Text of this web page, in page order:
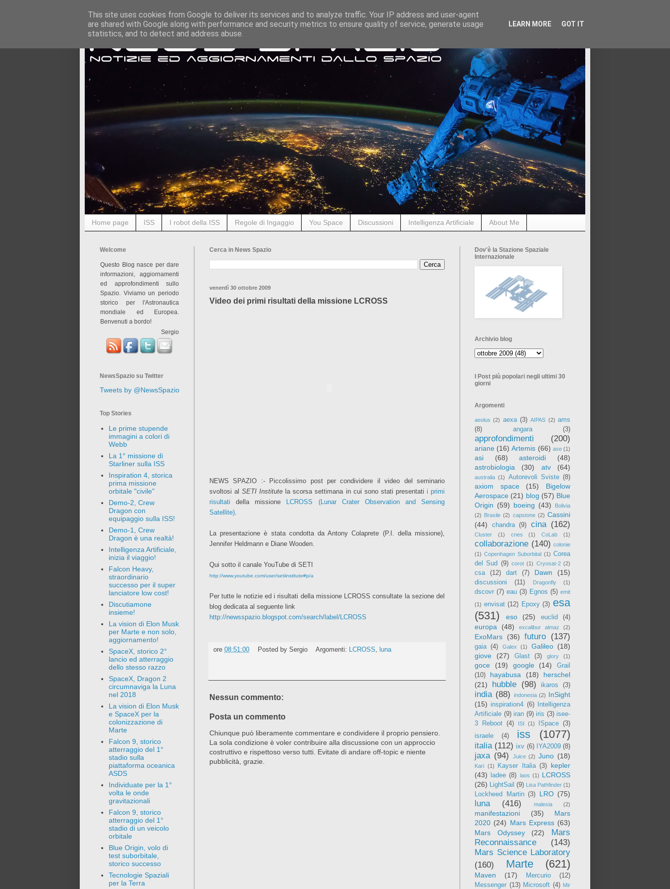
Home page ISS I robot della ISS Regole di Ingaggio You Space Discussioni Intelligenza Artificiale About Me
Cerca in News Spazio
venerdì 30 ottobre 2009
Video dei primi risultati della missione LCROSS
NEWS SPAZIO :- Piccolissimo post per condividere il video del seminario
svoltosi alSETI Institute la scorsa settimana in cui sono stati presentati i primi
risultati
della missione LCROSS (Lunar Crater Observation and Sensing
Satellite)
La presentazione è stata condotta da Antony Colaprete (P.I. della missione),
Jennifer Heldmann e Diane Wooden.
Qui sotto il canale YouTube di SETI
http://www.youtube.com/user/setiinstitute#p/a
Per tutte le notizie ed i risultati della missione LCROSS consultate la sezione del
blog dedicata al seguente link
http://newsspazio.blogspot.com/search/label/LCROSS
ore 08:51:00 Posted by Sergio Argomenti: LCROSS luna
Nessun commento:
Posta un commento
Chiunque può liberamente commentare e condividere il proprio pensiero.
La sola condizione è voler contribuire alla discussione con un approccio
costruttivo e rispettoso verso tutti. Evitate di andare off-topic e niente
pubblicità, grazie.
Welcome
Questo Blog nasce per dare
informazioni, aggiornamenti
ed approfondimenti sullo
Spazio. Viviamo un periodo
storico per l'Astronautica
mondiale ed Europea.
Benvenuti a bordo!
Sergio
NewsSpazio su Twitter
Tweets by @NewsSpazio
Top Stories
Le prime stupende
immagini a colori di
Webb
La 1° missione di
Starliner sulla ISS
Inspiration 4, storica
prima missione
orbitale "civile"
Demo-2, Crew
Dragon con
equipaggio sulla ISS!
Demo-1, Crew
Dragon è una realtà!
Intelligenza Artificiale,
inizia il viaggio!
Falcon Heavy,
straordinario
successo per il super
lanciatore low cost!
Discutiamone
insieme!
La vision di Elon Musk
per Marte e non solo,
aggiornamento!
SpaceX, storico 2°
lancio ed atterraggio
dello stesso razzo
SpaceX, Dragon 2
circumnaviga la Luna
nel 2018
La vision di Elon Musk
e SpaceX per la
colonizzazione di
Marte
Falcon 9, storico
atterraggio del 1°
stadio sulla
piattaforma oceanica
ASDS
Individuate per la 1°
volta le onde
gravitazionali
Falcon 9, storico
atterraggio del 1°
stadio di un veicolo
orbitale
Blue Origin, volo di
test suborbitale,
storico successo
Tecnologie Spaziali
per la Terra
Dov'è la Stazione Spaziale
Internazionale
Archivio blog
I Post più popolari negli ultimi 30
giorni
Argomenti
aeolus (2) aexa (3) AIPAS (2) ams
(8)
angara (3)
approfondimenti (200)
ariane (16) Artemis (66) ase (1)
asi (68) asteroidi
(48)
astrobiologia
(30) atv (64)
australia (1) Autorevoli Sviste (8)
axiom space (15)
Bigelow
Aerospace (21) blog (57) Blue
Origin (59) boeing (43)
Bolivia
(2) Brasile (2) capstone (2) Cassini
(44)
chandra (9) cina (162)
Cluster (1) cnes (1) CoLab (1)
collaborazione (140) colonie
(1) Copenhagen Suborbital (1) Corea
del Sud (9) corot (1) Cryosat-2 (2)
csa (12) dart (7) Dawn (15)
discussioni (11) Dragonfly (1)
dscovr (7) eau (3) Egnos (5) emit
(1) envisat (12) Epoxy (3) esa
(531)
eso (25) euclid (4)
europa (48) excalibur almaz (2)
ExoMars (36) futuro (137)
gaia (4) Galex (1) Galileo (18)
giove
(27) Glast (3) glory (1)
goce (19) google (14)
Grail
(10)
hayabusa (18)
herschel
(21)
hubble (98) ikaros (3)
india (88) indonesia (2) InSight
(15) inspiration4 (6)
Intelligenza
Artificiale (9) iran (9) iris (3) isee-
3 Reboot (4) ISI (1) ISpace (3)
israele
(4) iss (1077)
italia (112) ixv (6) IYA2009 (8)
jaxa (94) Juice (2) Juno (18)
Kari (1) Kayser Italia (3)
kepler
(43)
ladee (8) laos (1) LCROSS
(26)
LightSail (9) Lisa Pathfinder (1)
Lockheed Martin (3) LRO (75)
luna (416) malesia (2)
manifestazioni (35)
Mars
2020 (24) Mars Express (63)
Mars Odyssey
(22)
Mars
Reconnaissance
(143)
Mars Science Laboratory
(160)
Marte (621)
Maven (17) Mercurio
(12)
Messenger (13) Microsoft (4) Mir
This site uses cookies from Google to deliver its services and to analyze traffic. Your IP address and user-agent
are shared with Google along with performance and security metrics to ensure quality of service, generate usage
statistics, and to detect and address abuse.
LEARN MORE GOT IT